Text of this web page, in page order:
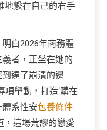
地繫在自己的右手
白2026年商務體
者，正坐在她的
達了崩潰的邊
項舉動，打造‘購在
體系性安包養條件
，這場荒謬的戀愛